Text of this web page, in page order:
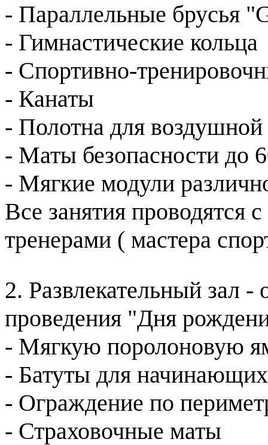
- Параллельные брусья
- Гимнастические кольца
- Спортивно-
- Канаты
- Полотна для
- Маты безопасности до
- Мягкие модули
Все занятия проводятся
тренерами ( мастера
2. Развлекательный зал -
проведения "Дня
- Мягкую поролоновую
- Батуты для
- Ограждение по
- Страховочные маты